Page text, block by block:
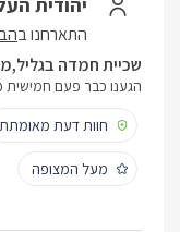
התארחנו ב
שכיית חמדה
הגענו כבר פעם
חוות דעת מאומתת
מעל המצופה